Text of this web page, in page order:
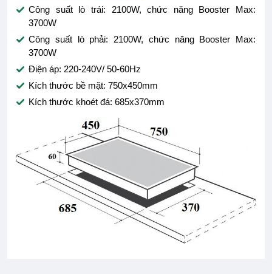
Công suất lò trái: 2100W, chức năng Booster Max:
3700W
Công suất lò phải: 2100W, chức năng Booster Max:
3700W
Điện áp: 220-240V/ 50-60Hz
Kích thước bề mặt: 750x450mm
Kích thước khoét đá: 685x370mm